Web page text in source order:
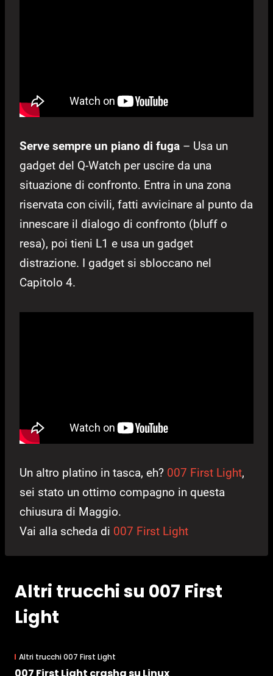
Serve sempre un piano di fuga – Usa un
gadget del Q-Watch per uscire da una
situazione di confronto. Entra in una zona
riservata con civili, fatti avvicinare al punto da
innescare il dialogo di confronto (bluff o
resa), poi tieni L1 e usa un gadget
distrazione. I gadget si sbloccano nel
Capitolo 4.
Un altro platino in tasca, eh? 007 First Light,
sei stato un ottimo compagno in questa
chiusura di Maggio.
Vai alla scheda di 007 First Light
Altri trucchi su 007 First
Light
Altri trucchi 007 First Light
007 First Light crasha su Linux